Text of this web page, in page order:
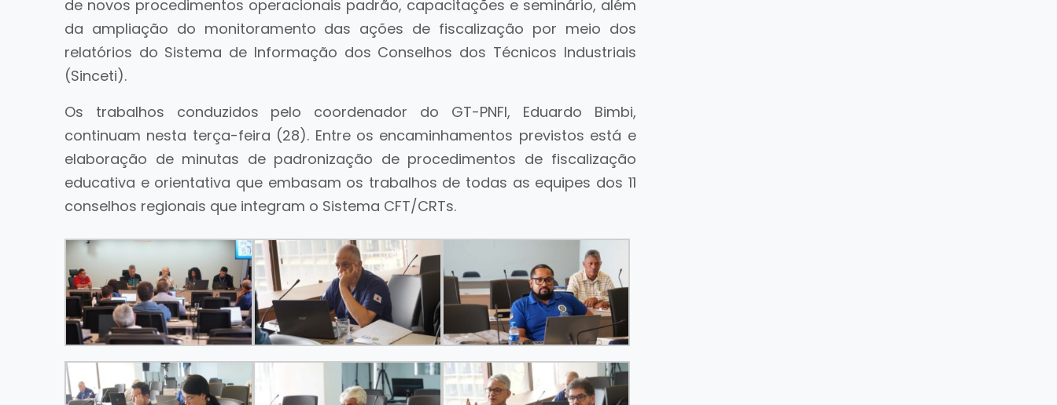
de novos procedimentos operacionais padrão, capacitações e seminário, além
da ampliação do monitoramento das ações de fiscalização por meio dos
relatórios do Sistema de Informação dos Conselhos dos Técnicos Industriais
(Sinceti).
Os trabalhos conduzidos pelo coordenador do GT-PNFI, Eduardo Bimbi,
continuam nesta terça-feira (28). Entre os encaminhamentos previstos está e
elaboração de minutas de padronização de procedimentos de fiscalização
educativa e orientativa que embasam os trabalhos de todas as equipes dos 11
conselhos regionais que integram o Sistema CFT/CRTs.